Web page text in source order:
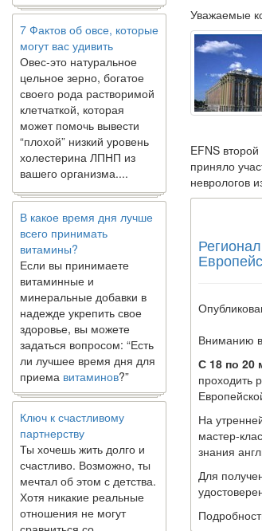
7 Фактов об овсе, которые
могут вас удивить
Овес-это натуральное
цельное зерно, богатое
своего рода растворимой
клетчаткой, которая
может помочь вывести
“плохой” низкий уровень
холестерина ЛПНП из
вашего организма....
В какое время дня лучше
всего принимать
витамины?
Если вы принимаете
витаминные и
минеральные добавки в
надежде укрепить свое
здоровье, вы можете
задаться вопросом: “Есть
ли лучшее время дня для
приемавитаминов?”
Ключ к счастливому
партнерству
Ты хочешь жить долго и
счастливо. Возможно, ты
мечтал об этом с детства.
Хотя никакие реальные
отношения не могут
сравниться со
сказочными фильмами,
Уважаемые
EFNS
приняло
неврологов
Вниманию
С 18 по 20
проходить
На
мастер-
знания
Для